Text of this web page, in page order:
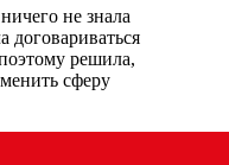
не знала
договариваться
решила,
сферу